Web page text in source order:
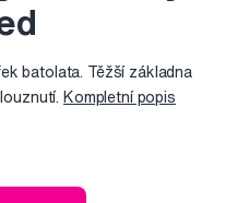
batolata. Těžší základna
Kompletní popis